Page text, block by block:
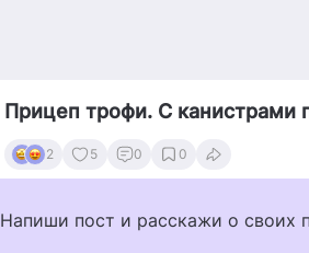
Прицеп трофи. С канистрами
2 5 0 0
Напиши пост и расскажи о своих